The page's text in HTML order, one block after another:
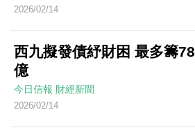
2026/02/14
西九擬發債紓財困 最多籌78
億
今日信報 財經新聞
2026/02/14